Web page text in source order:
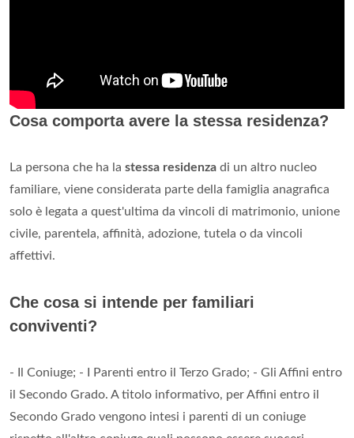
Cosa comporta avere la stessa residenza?
La persona che ha la stessa residenza di un altro nucleo
familiare, viene considerata parte della famiglia anagrafica
solo è legata a quest'ultima da vincoli di matrimonio, unione
civile, parentela, affinità, adozione, tutela o da vincoli
affettivi.
Che cosa si intende per familiari
conviventi?
- Il Coniuge; - I Parenti entro il Terzo Grado; - Gli Affini entro
il Secondo Grado. A titolo informativo, per Affini entro il
Secondo Grado vengono intesi i parenti di un coniuge